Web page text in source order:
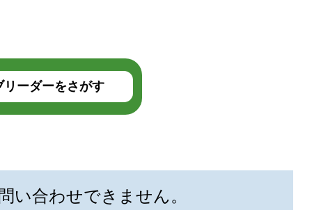
リーダーをさがす
い合わせできません。